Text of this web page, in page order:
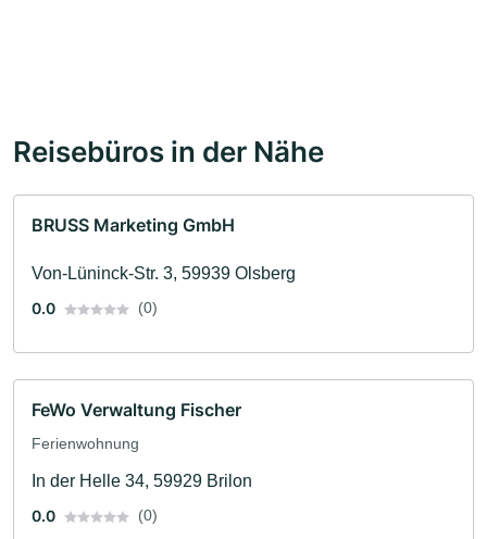
Reisebüros in der Nähe
BRUSS Marketing GmbH
Von-Lüninck-Str. 3, 59939 Olsberg
0.0
(0)
FeWo Verwaltung Fischer
Ferienwohnung
In der Helle 34, 59929 Brilon
0.0
(0)